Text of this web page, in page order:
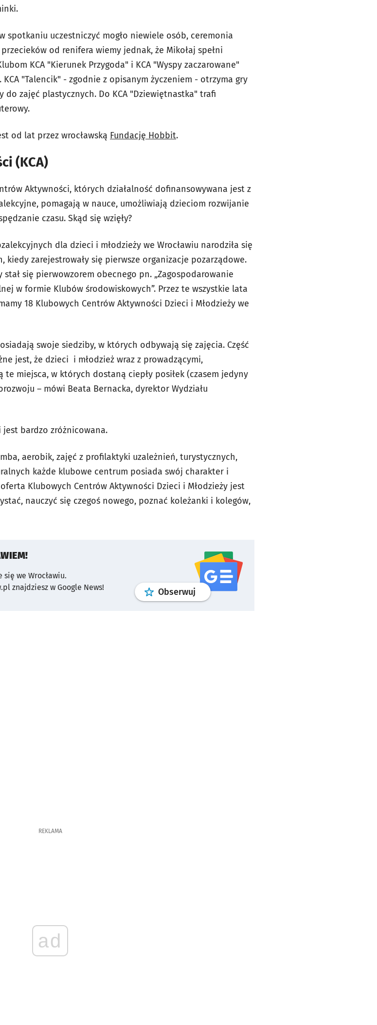
spotkaniu uczestniczyć mogło niewiele osób, ceremonia
od renifera wiemy jednak, że Mikołaj spełni
KCA "Kierunek Przygoda" i KCA "Wyspy zaczarowane"
"Talencik" - zgodnie z opisanym życzeniem - otrzyma gry
zajęć plastycznych. Do KCA "Dziewiętnastka" trafi
od lat przez wrocławską Fundację Hobbit.
(KCA)
Aktywności, których działalność dofinansowywana jest z
pomagają w nauce, umożliwiają dzieciom rozwijanie
czasu. Skąd się wzięły?
dla dzieci i młodzieży we Wrocławiu narodziła się
zarejestrowały się pierwsze organizacje pozarządowe.
się pierwowzorem obecnego pn. „Zagospodarowanie
w formie Klubów środowiskowych”. Przez te wszystkie lata
18 Klubowych Centrów Aktywności Dzieci i Młodzieży we
swoje siedziby, w których odbywają się zajęcia. Część
jest, że dzieci i młodzież wraz z prowadzącymi,
miejsca, w których dostaną ciepły posiłek (czasem jedyny
– mówi Beata Bernacka, dyrektor Wydziału
bardzo zróżnicowana.
aerobik, zajęć z profilaktyki uzależnień, turystycznych,
każde klubowe centrum posiada swój charakter i
Klubowych Centrów Aktywności Dzieci i Młodzieży jest
nauczyć się czegoś nowego, poznać koleżanki i kolegów,
we Wrocławiu.
znajdziesz w Google News!
Obserwuj profilgoogle news
REKLAMA
ad